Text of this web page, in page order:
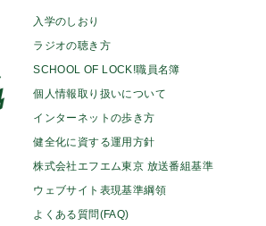
入学のしおり
ラジオの聴き方
SCHOOL OF LOCK!職員名簿
個人情報取り扱いについて
インターネットの歩き方
健全化に資する運用方針
株式会社エフエム東京 放送番組基準
ウェブサイト表現基準綱領
よくある質問(FAQ)